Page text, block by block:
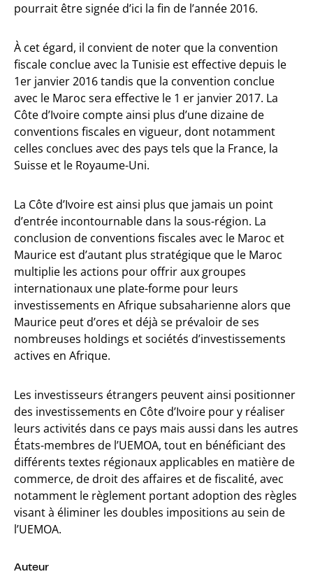
pourrait être signée d’ici la fin de l’année 2016.
À cet égard, il convient de noter que la convention
fiscale conclue avec la Tunisie est effective depuis le
1er janvier 2016 tandis que la convention conclue
avec le Maroc sera effective le 1 er janvier 2017. La
Côte d’Ivoire compte ainsi plus d’une dizaine de
conventions fiscales en vigueur, dont notamment
celles conclues avec des pays tels que la France, la
Suisse et le Royaume-Uni.
La Côte d’Ivoire est ainsi plus que jamais un point
d’entrée incontournable dans la sous-région. La
conclusion de conventions fiscales avec le Maroc et
Maurice est d’autant plus stratégique que le Maroc
multiplie les actions pour offrir aux groupes
internationaux une plate-forme pour leurs
investissements en Afrique subsaharienne alors que
Maurice peut d’ores et déjà se prévaloir de ses
nombreuses holdings et sociétés d’investissements
actives en Afrique.
Les investisseurs étrangers peuvent ainsi positionner
des investissements en Côte d’Ivoire pour y réaliser
leurs activités dans ce pays mais aussi dans les autres
États-membres de l’UEMOA, tout en bénéficiant des
différents textes régionaux applicables en matière de
commerce, de droit des affaires et de fiscalité, avec
notamment le règlement portant adoption des règles
visant à éliminer les doubles impositions au sein de
l’UEMOA.
Auteur